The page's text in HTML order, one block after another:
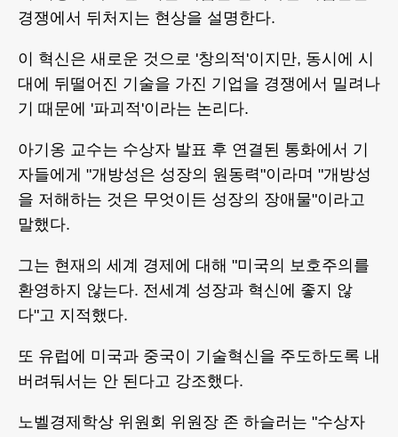
경쟁에서 뒤처지는 현상을 설명한다.
이 혁신은 새로운 것으로 '창의적'이지만, 동시에 시
대에 뒤떨어진 기술을 가진 기업을 경쟁에서 밀려나
기 때문에 '파괴적'이라는 논리다.
아기옹 교수는 수상자 발표 후 연결된 통화에서 기
자들에게 "개방성은 성장의 원동력"이라며 "개방성
을 저해하는 것은 무엇이든 성장의 장애물"이라고
말했다.
그는 현재의 세계 경제에 대해 "미국의 보호주의를
환영하지 않는다. 전세계 성장과 혁신에 좋지 않
다"고 지적했다.
또 유럽에 미국과 중국이 기술혁신을 주도하도록 내
버려둬서는 안 된다고 강조했다.
노벨경제학상 위원회 위원장 존 하슬러는 "수상자